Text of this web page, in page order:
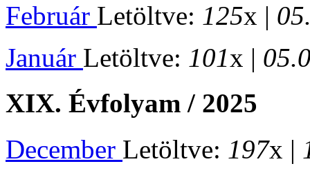
Február Letöltve: 125x |
Január Letöltve: 101x |
XIX. Évfolyam / 2025
December Letöltve: 197x |